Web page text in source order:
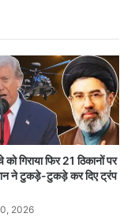
सांस
Singh
age of 92
सिंह का निधन
गिराया फिर 21 ठिकानों पर
ने टुकड़े-टुकड़े कर दिए ट्रंप
2026